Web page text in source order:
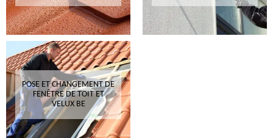
POSE ET CHANGEMENT DE
FENÊTRE DE TOIT ET
VELUX BE